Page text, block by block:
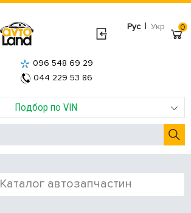
Рус | Укр
Подбор по VIN
096 548 69 29
044 229 53 86
0
Каталог автозапчастин